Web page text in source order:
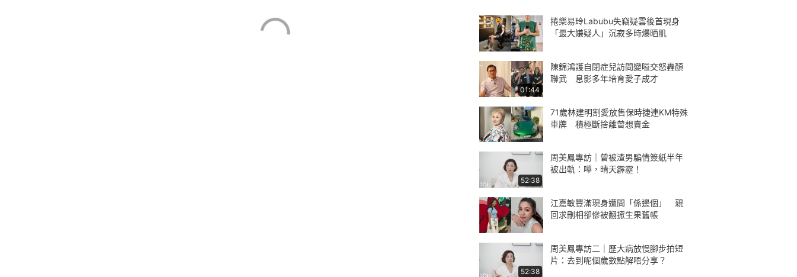
捲樂易玲Labubu失竊疑雲後首現身
「最大嫌疑人」沉寂多時爆晒肌
01:44
陳錦鴻護自閉症兒訪問變嗌交怒轟顏
聯武 息影多年培育愛子成才
71歲林建明割愛放售保時捷連KM特殊
車牌 積極斷捨離曾想賣金
52:38
周美鳳專訪｜曾被渣男騙情簽紙半年
被出軌：嘩，晴天霹靂！
江嘉敏豐滿現身遭問「係邊個」 親
回求刪相卻慘被翻搲生果舊帳
52:38
周美鳳專訪二｜歷大病放慢腳步拍短
片：去到呢個歲數點解唔分享？